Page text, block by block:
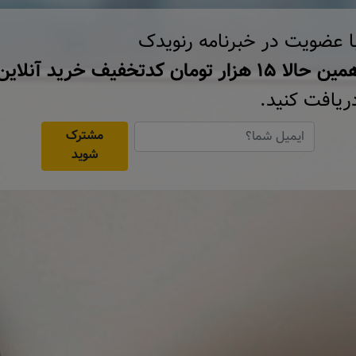
عضویت در خبرنامه رنویدک
۱۵ هزار تومان کد‌تخفیف خرید آنلاین
کنید.
مشترک
شوید